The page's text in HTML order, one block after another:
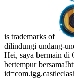
is trademarks of
dilindungi undang-
Hei, saya bermain di
bertempur